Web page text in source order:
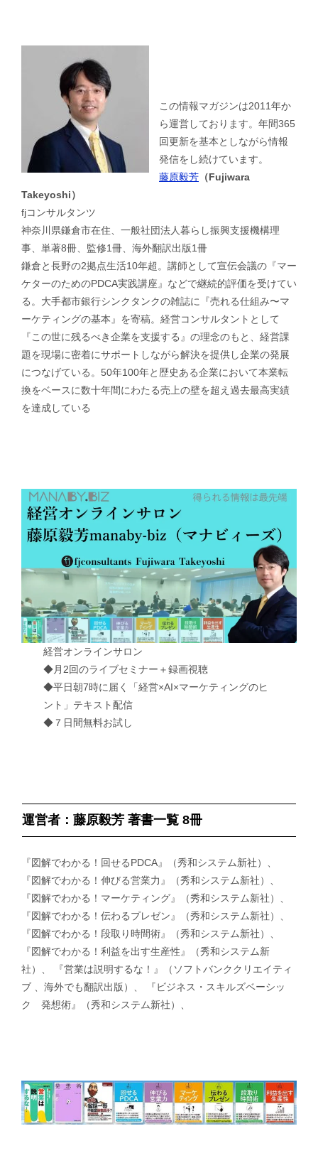
この情報マガジンは2011年か
ら運営しております。年間365
回更新を基本としながら情報
発信をし続けています。
藤原毅芳 （Fujiwara
Takeyoshi）
fjコンサルタンツ
神奈川県鎌倉市在住、一般社団法人暮らし振興支援機構理
事、単著8冊、監修1冊、海外翻訳出版1冊
鎌倉と長野の2拠点生活10年超。講師として宣伝会議の『マー
ケターのためのPDCA実践講座』などで継続的評価を受けてい
る。大手都市銀行シンクタンクの雑誌に『売れる仕組み〜マ
ーケティングの基本』を寄稿。経営コンサルタントとして
『この世に残るべき企業を支援する』の理念のもと、経営課
題を現場に密着にサポートしながら解決を提供し企業の発展
につなげている。50年100年と歴史ある企業において本業転
換をベースに数十年間にわたる売上の壁を超え過去最高実績
を達成している
経営オンラインサロン
◆月2回のライブセミナー＋録画視聴
◆平日朝7時に届く「経営×AI×マーケティングのヒ
ント」テキスト配信
◆７日間無料お試し
運営者：藤原毅芳 著書一覧 8冊
『図解でわかる！回せるPDCA』（秀和システム新社）、
『図解でわかる！伸びる営業力』（秀和システム新社）、
『図解でわかる！マーケティング』（秀和システム新社）、
『図解でわかる！伝わるプレゼン』（秀和システム新社）、
『図解でわかる！段取り時間術』（秀和システム新社）、
『図解でわかる！利益を出す生産性』（秀和システム新
社）、 『営業は説明するな！』（ソフトバンククリエイティ
ブ 、海外でも翻訳出版）、 『ビジネス・スキルズベーシッ
ク 発想術』（秀和システム新社）、